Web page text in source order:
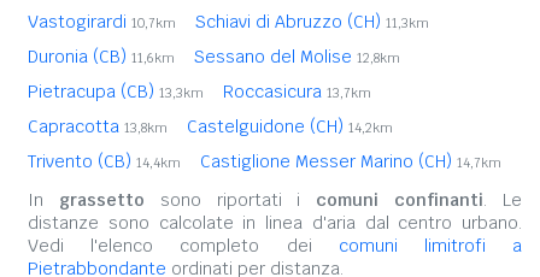
Vastogirardi 10,7km Schiavi di Abruzzo (CH) 11,3km
Duronia (CB) 11,6km Sessano del Molise 12,8km
Pietracupa (CB) 13,3km Roccasicura 13,7km
Capracotta 13,8km Castelguidone (CH) 14,2km
Trivento (CB) 14,4km Castiglione Messer Marino (CH) 14,7km
In grassetto sono riportati i comuni confinanti. Le
distanze sono calcolate in linea d'aria dal centro urbano.
Vedi l'elenco completo dei comuni limitrofi a
Pietrabbondante ordinati per distanza.